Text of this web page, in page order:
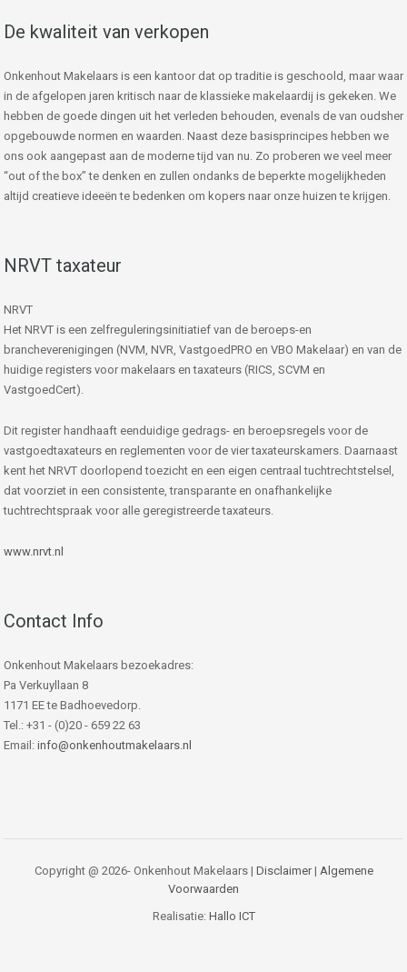
De kwaliteit van verkopen
Onkenhout Makelaars is een kantoor dat op traditie is geschoold, maar waar
in de afgelopen jaren kritisch naar de klassieke makelaardij is gekeken. We
hebben de goede dingen uit het verleden behouden, evenals de van oudsher
opgebouwde normen en waarden. Naast deze basisprincipes hebben we
ons ook aangepast aan de moderne tijd van nu. Zo proberen we veel meer
“out of the box” te denken en zullen ondanks de beperkte mogelijkheden
altijd creatieve ideeën te bedenken om kopers naar onze huizen te krijgen.
NRVT taxateur
NRVT
Het NRVT is een zelfreguleringsinitiatief van de beroeps-en
brancheverenigingen (NVM, NVR, VastgoedPRO en VBO Makelaar) en van de
huidige registers voor makelaars en taxateurs (RICS, SCVM en
VastgoedCert).
Dit register handhaaft eenduidige gedrags- en beroepsregels voor de
vastgoedtaxateurs en reglementen voor de vier taxateurskamers. Daarnaast
kent het NRVT doorlopend toezicht en een eigen centraal tuchtrechtstelsel,
dat voorziet in een consistente, transparante en onafhankelijke
tuchtrechtspraak voor alle geregistreerde taxateurs.
www.nrvt.nl
Contact Info
Onkenhout Makelaars bezoekadres:
Pa Verkuyllaan 8
1171 EE te Badhoevedorp.
Tel.: +31 - (0)20 - 659 22 63
Email: info@onkenhoutmakelaars.nl
Copyright @ 2026- Onkenhout Makelaars | Disclaimer| Algemene
Voorwaarden
Realisatie: Hallo ICT